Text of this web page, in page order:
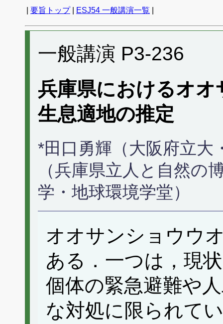
要旨トップ| ESJ54 一般講演一覧
一般講演 P3-236
兵庫県におけるオ
生息適地の推定
*田口勇輝（大阪府立大
（兵庫県立人と自然の
学・地球環境学堂）
オオサンショウウ
ある．一つは，現
個体の緊急避難や
な対処に限られて